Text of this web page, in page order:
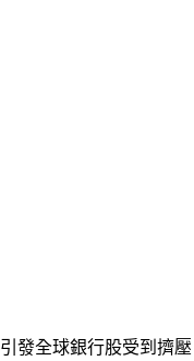
發全球銀行股受到擠